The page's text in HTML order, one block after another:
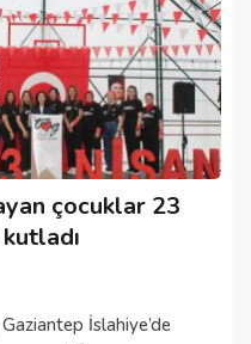
çocuklar 23
İslahiye’de